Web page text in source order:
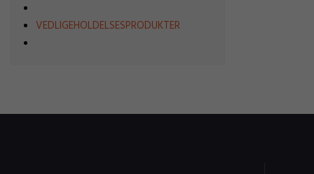
VEDLIGEHOLDELSESPRODUKTER